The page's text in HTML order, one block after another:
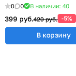
0 0 В наличии: 40
399 руб.420 руб. -5%
В корзину